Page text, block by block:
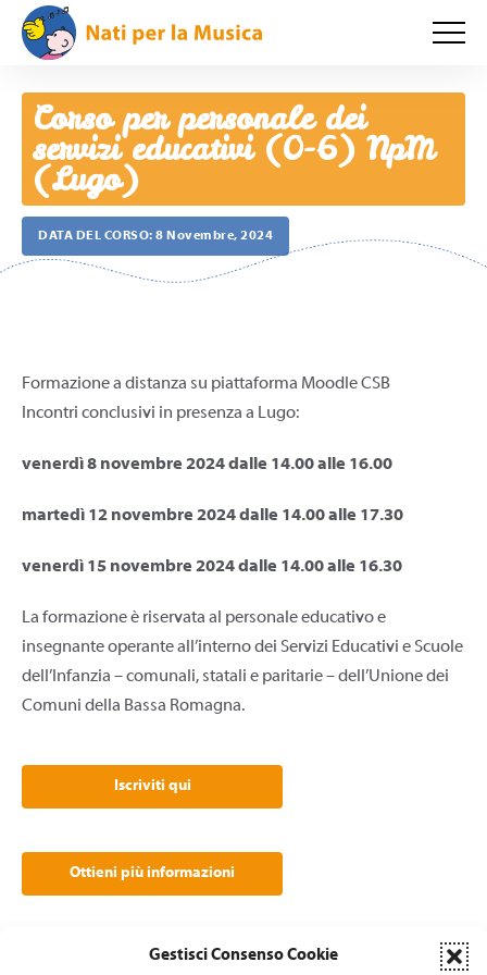
Gestisci Consenso Cookie
Corso per personale dei
servizi educativi (0-6) NpM
(Lugo)
DATA DEL CORSO: 8 Novembre, 2024
Formazione a distanza su piattaforma Moodle CSB
Incontri conclusivi in presenza a Lugo:
venerdì 8 novembre 2024 dalle 14.00 alle 16.00
martedì 12 novembre 2024 dalle 14.00 alle 17.30
venerdì 15 novembre 2024 dalle 14.00 alle 16.30
La formazione è riservata al personale educativo e
insegnante operante all’interno dei Servizi Educativi e Scuole
dell’Infanzia – comunali, statali e paritarie – dell’Unione dei
Comuni della Bassa Romagna.
Iscriviti qui
Ottieni più informazioni